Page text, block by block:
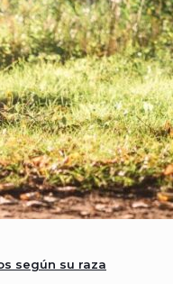
según su raza